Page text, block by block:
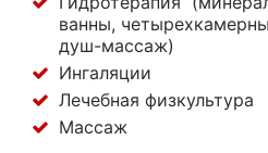
ванны,
душ-массаж)
Ингаляции
Лечебная физкультура
Массаж